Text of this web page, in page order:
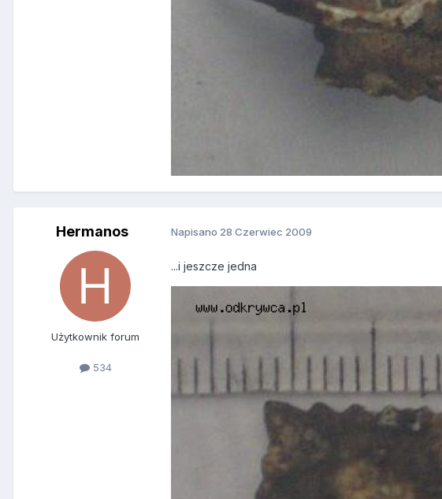
Hermanos
Użytkownik forum
534
Napisano 28 Czerwiec 2009
...i jeszcze jedna